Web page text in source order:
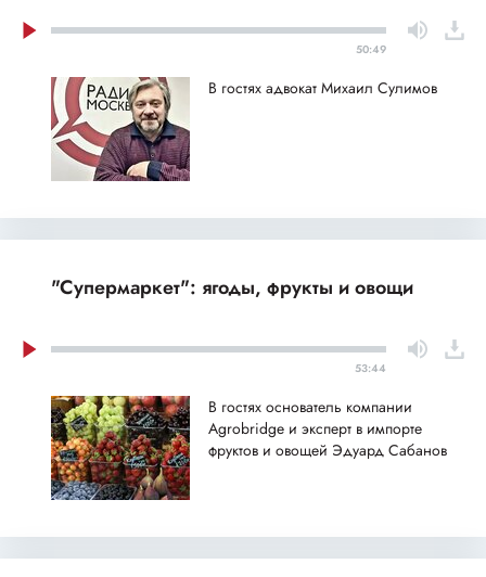
50:49
В гостях адвокат Михаил Сулимов
"Супермаркет": ягоды, фрукты и овощи
53:44
В гостях основатель компании
Agrobridge и эксперт в импорте
фруктов и овощей Эдуард Сабанов